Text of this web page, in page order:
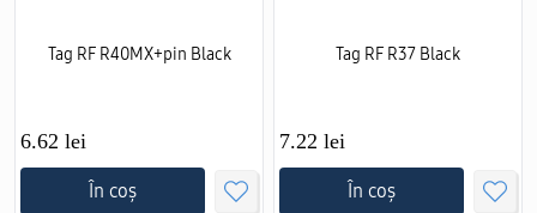
Tag RF R40MX+pin Black
6.62 lei
În coș
Tag RF R37 Black
7.22 lei
În coș